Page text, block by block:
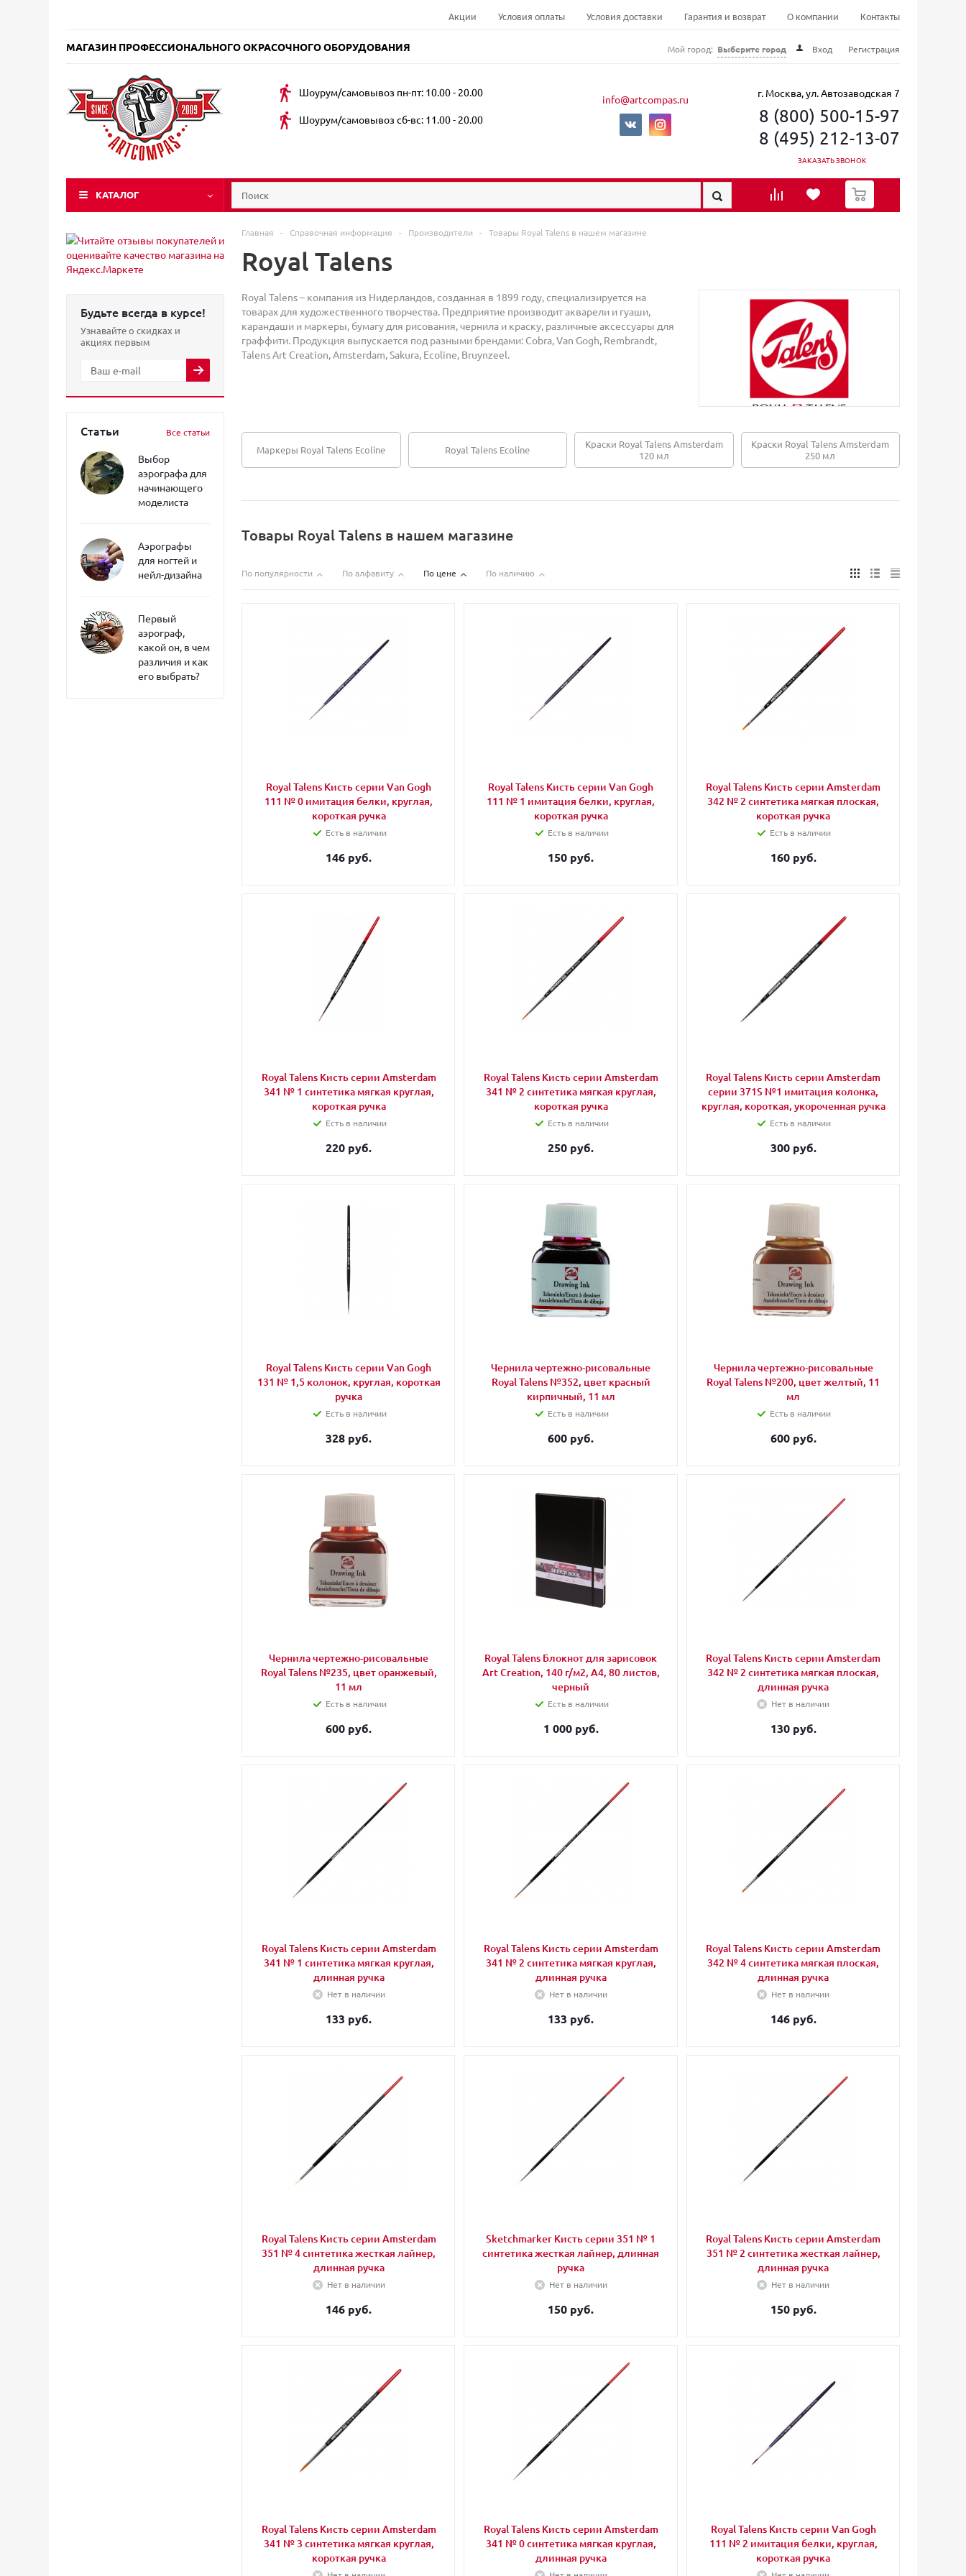
Акции Условия оплаты Условия доставки Гарантия и возврат О компании Контакты
МАГАЗИН ПРОФЕССИОНАЛЬНОГО ОКРАСОЧНОГО ОБОРУДОВАНИЯ Мой город: Выберите город Вход Регистрация
Шоурум/самовывоз пн-пт: 10.00 - 20.00
Шоурум/самовывоз сб-вс: 11.00 - 20.00
info@artcompas.ru г. Москва, ул. Автозаводская 7
8 (800) 500-15-97
8 (495) 212-13-07
ЗАКАЗАТЬ ЗВОНОК
КАТАЛОГ
0
Будьте всегда в курсе!
Узнавайте о скидках и
акциях первым
Статьи Все статьи
Выбор
аэрографа для
начинающего
моделиста
Аэрографы
для ногтей и
нейл-дизайна
Первый
аэрограф,
какой он, в чем
различия и как
его выбрать?
Главная - Справочная информация - Производители - Товары Royal Talens в нашем магазине
Royal Talens
Royal Talens – компания из Нидерландов, созданная в 1899 году, специализируется на
товарах для художественного творчества. Предприятие производит акварели и гуаши,
карандаши и маркеры, бумагу для рисования, чернила и краску, различные аксессуары для
граффити. Продукция выпускается под разными брендами: Cobra, Van Gogh, Rembrandt,
Talens Art Creation, Amsterdam, Sakura, Ecoline, Bruynzeel.
Маркеры Royal Talens Ecoline Royal Talens Ecoline
Краски Royal Talens Amsterdam
120 мл
Краски Royal Talens Amsterdam
250 мл
Товары Royal Talens в нашем магазине
По популярности По алфавиту По цене По наличию
Royal Talens Кисть серии Van Gogh
111 № 0 имитация белки, круглая,
короткая ручка
Есть в наличии
146 руб.
Royal Talens Кисть серии Van Gogh
111 № 1 имитация белки, круглая,
короткая ручка
Есть в наличии
150 руб.
Royal Talens Кисть серии Amsterdam
342 № 2 синтетика мягкая плоская,
короткая ручка
Есть в наличии
160 руб.
Royal Talens Кисть серии Amsterdam
341 № 1 синтетика мягкая круглая,
короткая ручка
Есть в наличии
220 руб.
Royal Talens Кисть серии Amsterdam
341 № 2 синтетика мягкая круглая,
короткая ручка
Есть в наличии
250 руб.
Royal Talens Кисть серии Amsterdam
серии 371S №1 имитация колонка,
круглая, короткая, укороченная ручка
Есть в наличии
300 руб.
Royal Talens Кисть серии Van Gogh
131 № 1,5 колонок, круглая, короткая
ручка
Есть в наличии
328 руб.
Чернила чертежно-рисовальные
Royal Talens №352, цвет красный
кирпичный, 11 мл
Есть в наличии
600 руб.
Чернила чертежно-рисовальные
Royal Talens №200, цвет желтый, 11
мл
Есть в наличии
600 руб.
Чернила чертежно-рисовальные
Royal Talens №235, цвет оранжевый,
11 мл
Есть в наличии
600 руб.
Royal Talens Блокнот для зарисовок
Art Creation, 140 г/м2, A4, 80 листов,
черный
Есть в наличии
1 000 руб.
Royal Talens Кисть серии Amsterdam
342 № 2 синтетика мягкая плоская,
длинная ручка
Нет в наличии
130 руб.
Royal Talens Кисть серии Amsterdam
341 № 1 синтетика мягкая круглая,
длинная ручка
Нет в наличии
133 руб.
Royal Talens Кисть серии Amsterdam
341 № 2 синтетика мягкая круглая,
длинная ручка
Нет в наличии
133 руб.
Royal Talens Кисть серии Amsterdam
342 № 4 синтетика мягкая плоская,
длинная ручка
Нет в наличии
146 руб.
Royal Talens Кисть серии Amsterdam
351 № 4 синтетика жесткая лайнер,
длинная ручка
Нет в наличии
146 руб.
Sketchmarker Кисть серии 351 № 1
синтетика жесткая лайнер, длинная
ручка
Нет в наличии
150 руб.
Royal Talens Кисть серии Amsterdam
351 № 2 синтетика жесткая лайнер,
длинная ручка
Нет в наличии
150 руб.
Royal Talens Кисть серии Amsterdam
341 № 3 синтетика мягкая круглая,
короткая ручка
Royal Talens Кисть серии Amsterdam
341 № 0 синтетика мягкая круглая,
длинная ручка
Royal Talens Кисть серии Van Gogh
111 № 2 имитация белки, круглая,
короткая ручка